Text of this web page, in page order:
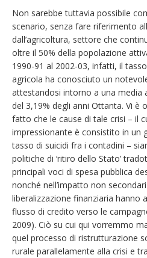
Non sarebbe tuttavia possibile
scenario, senza fare riferimento
dall’agricoltura, settore che
oltre il 50% della popolazione
1990-91 al 2002-03, infatti, il
agricola ha conosciuto un
attestandosi intorno a una media
del 3,19% degli anni Ottanta. Vi è
fatto che le cause di tale crisi – il
impressionante è consistito in un
tasso di suicidi fra i contadini –
politiche di ‘ritiro dello Stato’
principali voci di spesa pubblica
nonché nell’impatto non
liberalizzazione finanziaria hanno
flusso di credito verso le
2009). Ciò su cui qui vorremmo
quel processo di ristrutturazione
rurale parallelamente alla crisi e